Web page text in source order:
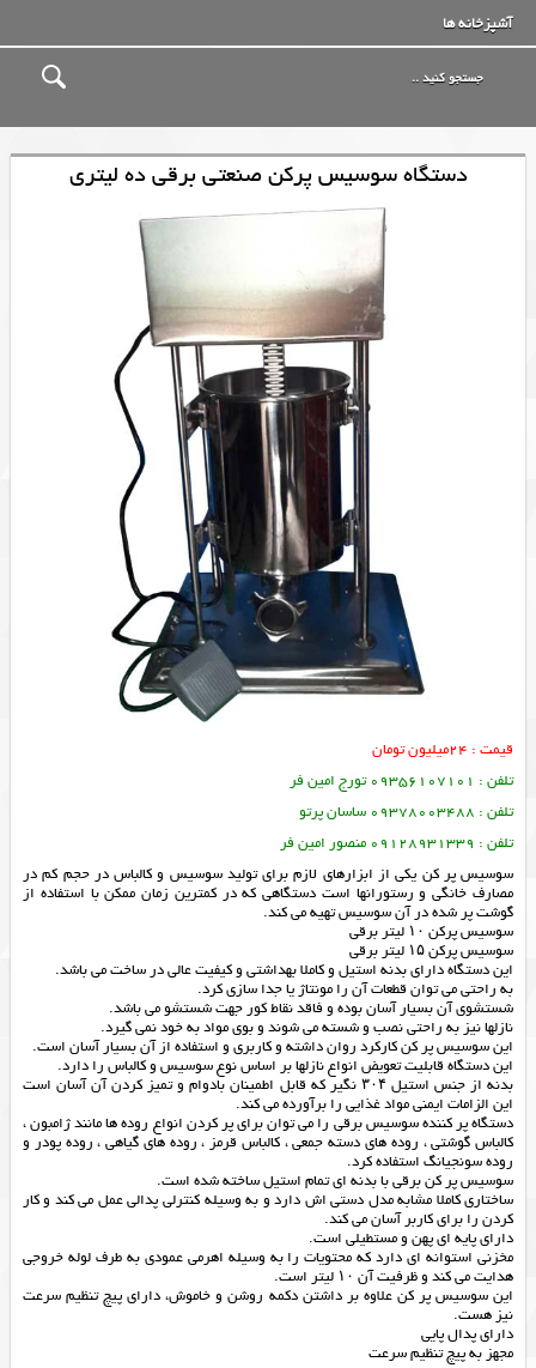
آشپزخانه ها
دستگاه سوسیس پرکن صنعتی برقی ده لیتری
قیمت : 24میلیون تومان
تلفن : 09356107101 تورج امین فر
تلفن : 09378003488 ساسان پرتو
تلفن : 09128931339 منصور امین فر
سوسیس پر کن یکی از ابزارهای لازم برای تولید سوسیس و کالباس در حجم کم در
مصارف خانگی و رستورانها است دستگاهی که در کمترین زمان ممکن با استفاده از
گوشت پر شده در آن سوسیس تهیه می کند.
سوسیس پرکن ۱۰ لیتر برقی
سوسیس پرکن ۱۵ لیتر برقی
این دستگاه دارای بدنه استیل و کاملا بهداشتی و کیفیت عالی در ساخت می باشد.
به راحتی می توان قطعات آن را مونتاژ یا جدا سازی کرد.
شستشوی آن بسیار آسان بوده و فاقد نقاط کور جهت شستشو می باشد.
نازلها نیز به راحتی نصب و شسته می شوند و بوی مواد به خود نمی گیرد.
این سوسیس پر کن کارکرد روان داشته و کاربری و استفاده از آن بسیار آسان است.
این دستگاه قابلیت تعویض انواع نازلها بر اساس نوع سوسیس و کالباس را دارد.
بدنه از جنس استیل ۳۰۴ نگیر که قابل اطمینان بادوام و تمیز کردن آن آسان است
این الزامات ایمنی مواد غذایی را برآورده می کند.
دستگاه پر کننده سوسیس برقی را می توان برای پر کردن انواع روده ها مانند ژامبون ،
کالباس گوشتی ، روده های دسته جمعی ، کالباس قرمز ، روده های گیاهی ، روده پودر و
روده سونجیانگ استفاده کرد.
سوسیس پر کن برقی با بدنه ای تمام استیل ساخته شده است.
ساختاری کاملا مشابه مدل دستی اش دارد و به وسیله کنترلی پدالی عمل می کند و کار
کردن را برای کاربر آسان می کند.
دارای پایه ای پهن و مستطیلی است.
مخزنی استوانه ای دارد که محتویات را به وسیله اهرمی عمودی به طرف لوله خروجی
هدایت می کند و ظرفیت آن ۱۰ لیتر است.
این سوسیس پر کن علاوه بر داشتن دکمه روشن و خاموش، دارای پیچ تنظیم سرعت
نیز هست.
دارای پدال پایی
مجهز به پیچ تنظیم سرعت